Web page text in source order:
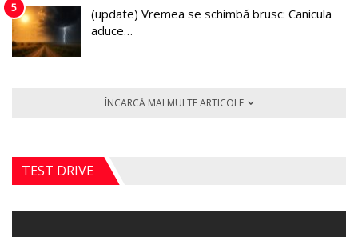
5
(update) Vremea se schimbă brusc: Canicula
aduce…
ÎNCARCĂ MAI MULTE ARTICOLE
TEST DRIVE